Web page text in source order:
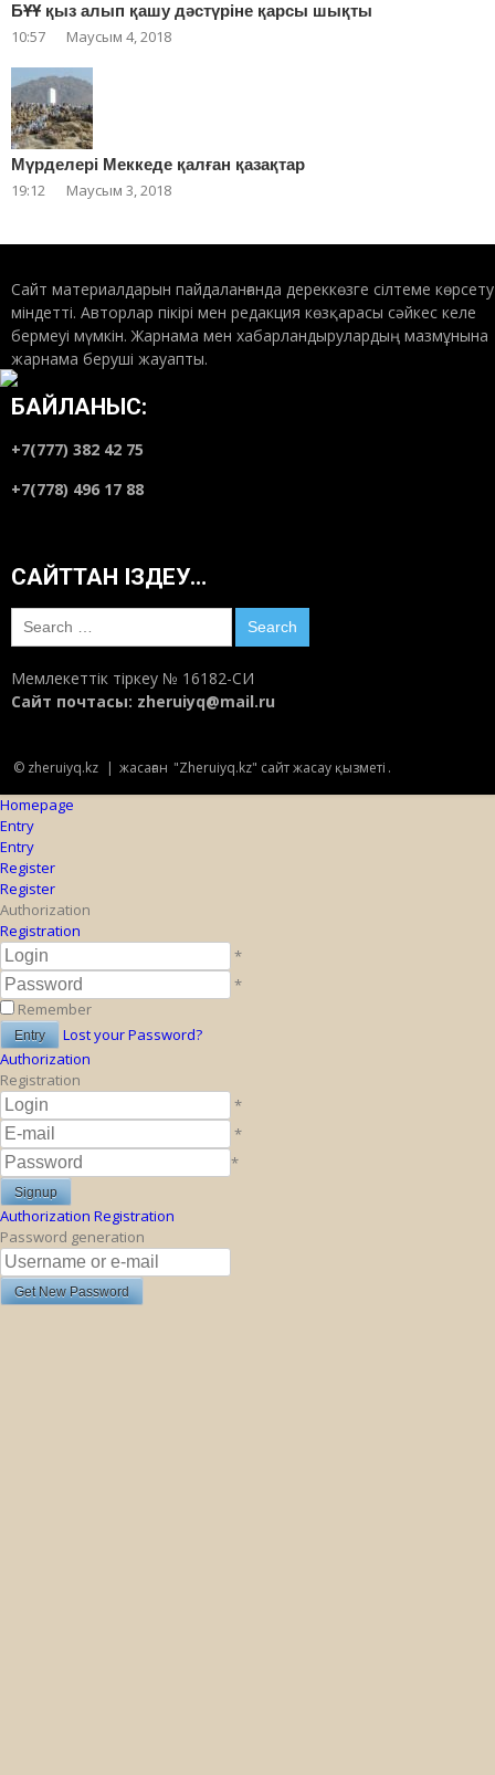
БҰҰ қыз алып қашу дәстүріне қарсы шықты
10:57 Маусым 4, 2018
Мүрделері Меккеде қалған қазақтар
19:12 Маусым 3, 2018
Сайт материалдарын пайдаланғанда дереккөзге сілтеме көрсету
міндетті. Авторлар пікірі мен редакция көзқарасы сәйкес келе
бермеуі мүмкін. Жарнама мен хабарландырулардың мазмұнына
жарнама беруші жауапты.
БАЙЛАНЫС:
+7(777) 382 42 75
+7(778) 496 17 88
САЙТТАН ІЗДЕУ…
Search
for:
Мемлекеттік тіркеу № 16182-СИ
Сайт почтасы: zheruiyq@mail.ru
© zheruiyq.kz | жасаған "Zheruiyq.kz" сайт жасау қызметі .
Homepage
Entry
Entry
Register
Register
Authorization
Registration
*
*
Remember
Lost your Password?
Authorization
Registration
*
*
*
Authorization Registration
Password generation